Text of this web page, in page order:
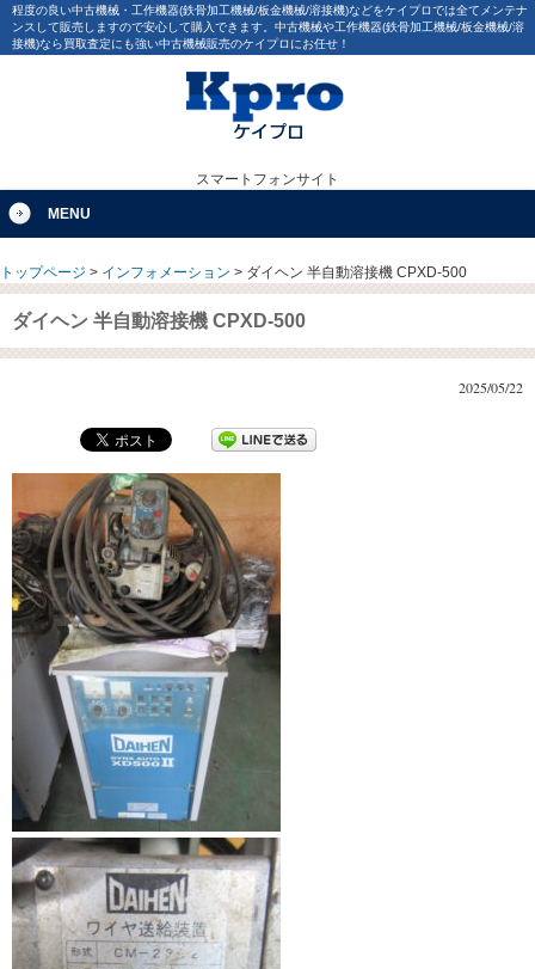
程度の良い中古機械・工作機器(鉄骨加工機械/板金機械/溶接機)などをケイプロでは全てメンテナ
ンスして販売しますので安心して購入できます。中古機械や工作機器(鉄骨加工機械/板金機械/溶
接機)なら買取査定にも強い中古機械販売のケイプロにお任せ！
スマートフォンサイト
MENU
トップページ > インフォメーション > ダイヘン 半自動溶接機 CPXD-500
ダイヘン 半自動溶接機 CPXD-500
2025/05/22